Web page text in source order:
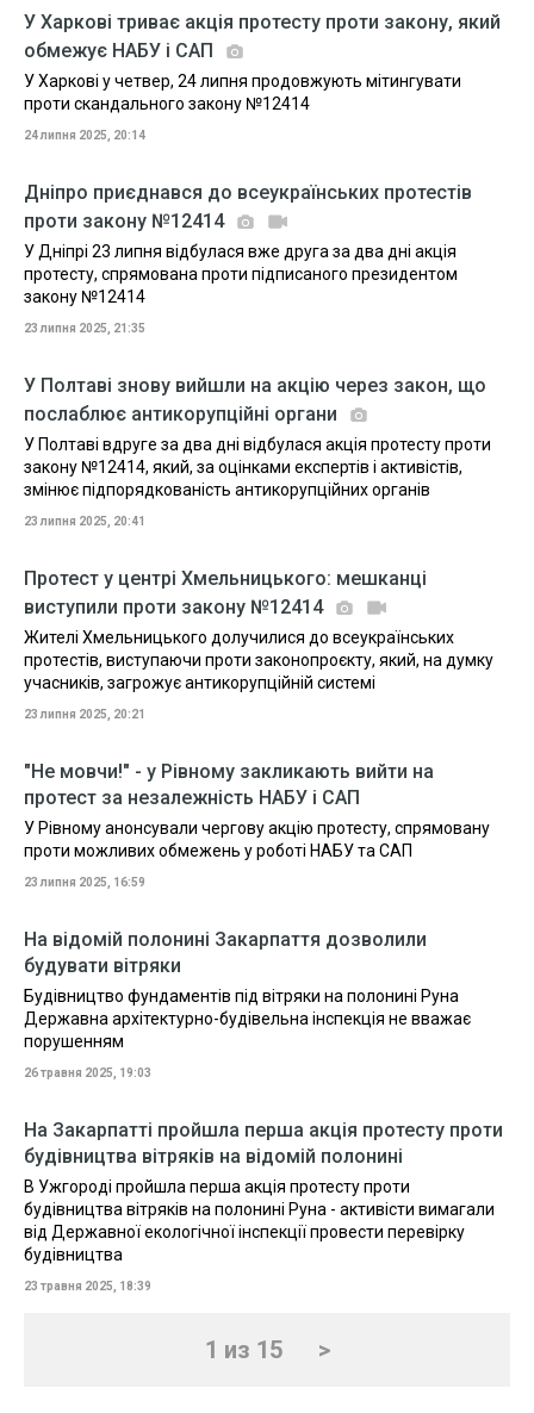
У Харкові триває акція протесту проти закону, який
обмежує НАБУ і САП
У Харкові у четвер, 24 липня продовжують мітингувати
проти скандального закону №12414
24 липня 2025, 20:14
Дніпро приєднався до всеукраїнських протестів
проти закону №12414
У Дніпрі 23 липня відбулася вже друга за два дні акція
протесту, спрямована проти підписаного президентом
закону №12414
23 липня 2025, 21:35
У Полтаві знову вийшли на акцію через закон, що
послаблює антикорупційні органи
У Полтаві вдруге за два дні відбулася акція протесту проти
закону №12414, який, за оцінками експертів і активістів,
змінює підпорядкованість антикорупційних органів
23 липня 2025, 20:41
Протест у центрі Хмельницького: мешканці
виступили проти закону №12414
Жителі Хмельницького долучилися до всеукраїнських
протестів, виступаючи проти законопроєкту, який, на думку
учасників, загрожує антикорупційній системі
23 липня 2025, 20:21
"Не мовчи!" - у Рівному закликають вийти на
протест за незалежність НАБУ і САП
У Рівному анонсували чергову акцію протесту, спрямовану
проти можливих обмежень у роботі НАБУ та САП
23 липня 2025, 16:59
На відомій полонині Закарпаття дозволили
будувати вітряки
Будівництво фундаментів під вітряки на полонині Руна
Державна архітектурно-будівельна інспекція не вважає
порушенням
26 травня 2025, 19:03
На Закарпатті пройшла перша акція протесту проти
будівництва вітряків на відомій полонині
В Ужгороді пройшла перша акція протесту проти
будівництва вітряків на полонині Руна - активісти вимагали
від Державної екологічної інспекції провести перевірку
будівництва
23 травня 2025, 18:39
1 из 15 >